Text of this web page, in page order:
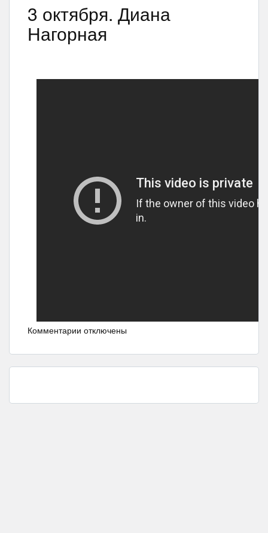
3 октября. Диана
Нагорная
Комментарии отключены